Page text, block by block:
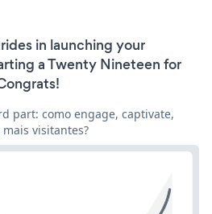
in launching your
a Twenty Nineteen for
part: como engage, captivate,
visitantes?